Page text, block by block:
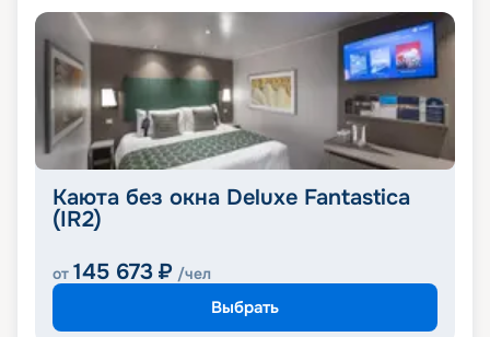
Каюта без окна Deluxe Fantastica
(IR2)
от 145 673 ₽ /чел
Выбрать